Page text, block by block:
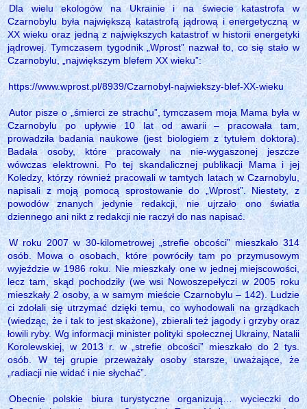
Dla wielu ekologów na Ukrainie i na świecie katastrofa w
Czarnobylu była największą katastrofą jądrową i energetyczną w
XX wieku oraz jedną z największych katastrof w historii energetyki
jądrowej. Tymczasem tygodnik „Wprost” nazwał to, co się stało w
Czarnobylu, „największym blefem XX wieku”:
https://www.wprost.pl/8939/Czarnobyl-najwiekszy-blef-XX-wieku
Autor pisze o „śmierci ze strachu”, tymczasem moja Mama była w
Czarnobylu po upływie 10 lat od awarii – pracowała tam,
prowadziła badania naukowe (jest biologiem z tytułem doktora).
Badała osoby, które pracowały na nie-wygaszonej jeszcze
wówczas elektrowni. Po tej skandalicznej publikacji Mama i jej
Koledzy, którzy również pracowali w tamtych latach w Czarnobylu,
napisali z moją pomocą sprostowanie do „Wprost”. Niestety, z
powodów znanych jedynie redakcji, nie ujrzało ono światła
dziennego ani nikt z redakcji nie raczył do nas napisać.
W roku 2007 w 30-kilometrowej „strefie obcości” mieszkało 314
osób. Mowa o osobach, które powróciły tam po przymusowym
wyjeździe w 1986 roku. Nie mieszkały one w jednej miejscowości,
lecz tam, skąd pochodziły (we wsi Nowoszepełyczi w 2005 roku
mieszkały 2 osoby, a w samym mieście Czarnobylu ‒ 142). Ludzie
ci zdołali się utrzymać dzięki temu, co wyhodowali na grządkach
(wiedząc, że i tak to jest skażone), zbierali też jagody i grzyby oraz
łowili ryby. Wg informacji minister polityki społecznej Ukrainy, Natalii
Korolewskiej, w 2013 r. w „strefie obcości” mieszkało do 2 tys.
osób. W tej grupie przeważały osoby starsze, uważające, że
„radiacji nie widać i nie słychać”.
Obecnie polskie biura turystyczne organizują… wycieczki do